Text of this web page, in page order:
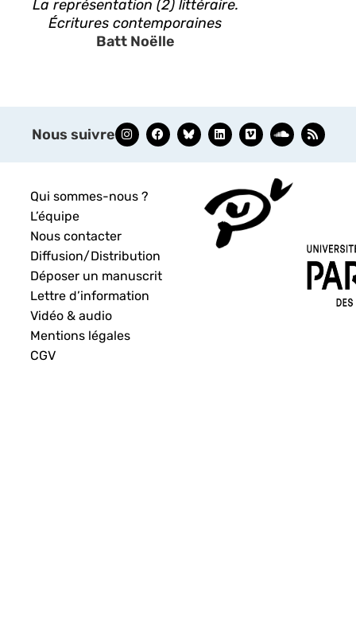
La représentation (2) littéraire.
Écritures contemporaines
Batt Noëlle
Nous suivre
Qui sommes-nous ?
L’équipe
Nous contacter
Diffusion/Distribution
Déposer un manuscrit
Lettre d’information
Vidéo & audio
Mentions légales
CGV